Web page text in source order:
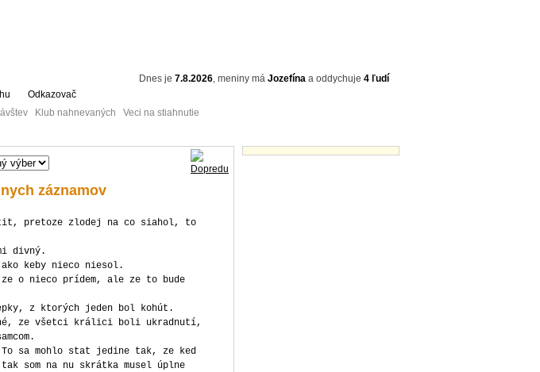
Dnes je 7.8.2026, meniny má Jozefína a oddychuje 4 ľudí
Odkazovač
Klub nahnevaných Veci na stiahnutie
záznamov
pretoze zlodej na co siahol, to
divný.
keby nieco niesol.
o nieco prídem, ale ze to bude
z ktorých jeden bol kohút.
ze všetci králici boli ukradnutí,
sa mohlo stat jedine tak, ze ked
som na nu skrátka musel úplne